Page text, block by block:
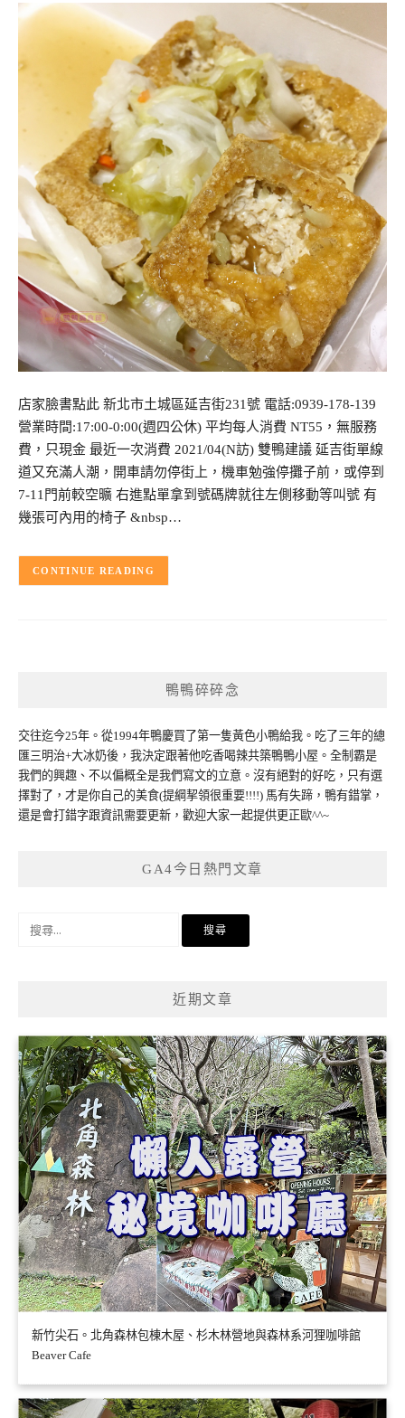
店家臉書點此 新北市土城區延吉街231號 電話:0939-178-139
營業時間:17:00-0:00(週四公休) 平均每人消費 NT55，無服務
費，只現金 最近一次消費 2021/04(N訪) 雙鴨建議 延吉街單線
道又充滿人潮，開車請勿停街上，機車勉強停攤子前，或停到
7-11門前較空曠 右進點單拿到號碼牌就往左側移動等叫號 有
幾張可內用的椅子 &nbsp…
CONTINUE READING
鴨鴨碎碎念
交往迄今25年。從1994年鴨慶買了第一隻黃色小鴨給我。吃了三年的總
匯三明治+大冰奶後，我決定跟著他吃香喝辣共築鴨鴨小屋。全制霸是
我們的興趣、不以偏概全是我們寫文的立意。沒有絕對的好吃，只有選
擇對了，才是你自己的美食(提綱挈領很重要!!!!) 馬有失蹄，鴨有錯掌，
還是會打錯字跟資訊需要更新，歡迎大家一起提供更正歐^^~
GA4今日熱門文章
近期文章
新竹尖石。北角森林包棟木屋、杉木林營地與森林系河狸咖啡館
Beaver Cafe